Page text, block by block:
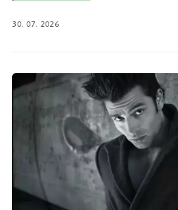
30. 07. 2026